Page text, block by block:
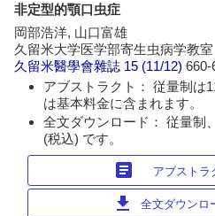
非定型的顎口虫症
岡部浩洋, 山口富雄
久留米大学医学部寄生虫病学教室
久留米醫學會雜誌 15 (11/12)660-
アブストラクト： 従量制は
は基本料金に含まれます。
全文ダウンロード： 従量制
(税込) です。
article アブストラ
download 全文ダウンロ